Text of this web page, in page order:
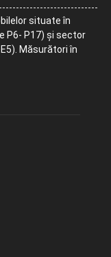
situate în
P6- P17) și sector
Măsurători în